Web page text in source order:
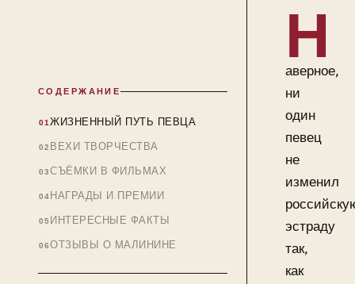
СОДЕРЖАНИЕ
ЖИЗНЕННЫЙ ПУТЬ ПЕВЦА
ВЕХИ ТВОРЧЕСТВА
СЪЁМКИ В ФИЛЬМАХ
НАГРАДЫ И ПРЕМИИ
ИНТЕРЕСНЫЕ ФАКТЫ
ОТЗЫВЫ О МАЛИНИНЕ
Н
аверное,
ни
один
певец
не
изменил
эстраду
так,
как